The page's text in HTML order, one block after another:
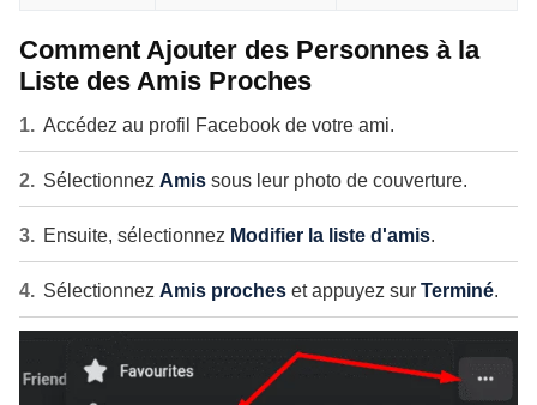
Comment Ajouter des Personnes à la
Liste des Amis Proches
Accédez au profil Facebook de votre ami.
Sélectionnez Amis sous leur photo de couverture.
Ensuite, sélectionnez Modifier la liste d'amis.
Sélectionnez Amis proches et appuyez sur Terminé.